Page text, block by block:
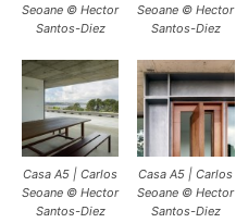
Seoane © Hector
Santos-Diez
Seoane © Hector
Santos-Diez
Casa A5 | Carlos
Seoane © Hector
Santos-Diez
Casa A5 | Carlos
Seoane © Hector
Santos-Diez